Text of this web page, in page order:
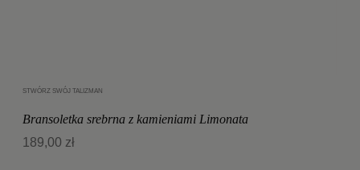
STWÓRZ SWÓJ TALIZMAN
Bransoletka srebrna z kamieniami Limonata
189,00 zł